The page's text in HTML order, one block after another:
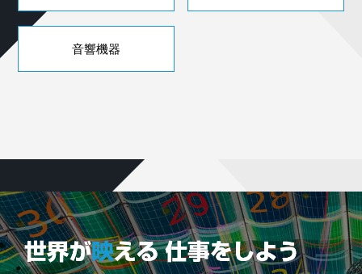
音響機器